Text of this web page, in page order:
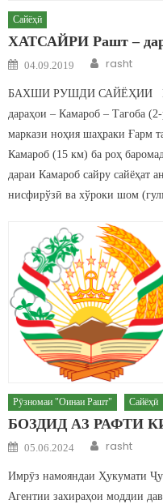
Сайёҳӣ
ХАТСАЙРИ Рашт –
Posted on
04.09.2019 Author
rasht
БАХШИ РУШДИ САЙЁҲИИ
дараҳои – Камароб – Тагоба
маркази ноҳия шаҳраки Ғарм
Камароб (15 км) ба роҳ
дараи Камароб сайру сайёҳат
нисфирўзӣ ва хўроки шом
Рӯзномаи "Оинаи Рашт" Сайёҳӣ
БОЗДИД АЗ РАФТИ
Posted on
05.06.2024 Author
rasht
Имрӯз намояндаи Ҳукумати
Агентии захираҳои моддии